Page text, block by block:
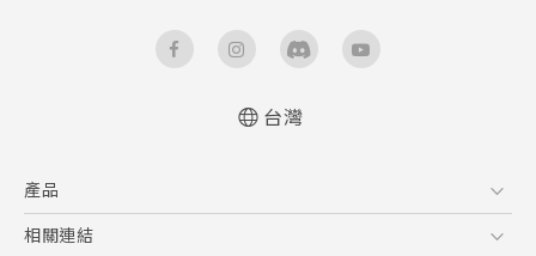
台灣
產品
5G
相關連結